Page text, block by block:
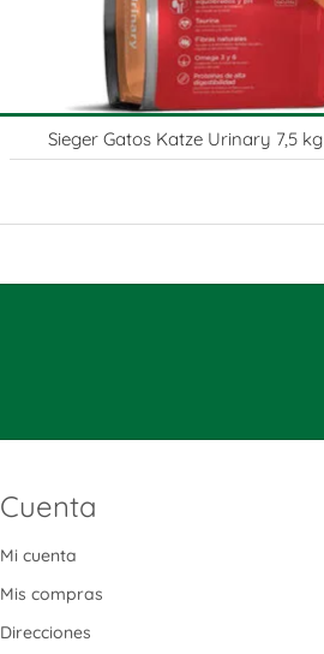
Sieger Gatos Katze Urinary 7,5 kg
Cuenta
Mi cuenta
Mis compras
Direcciones